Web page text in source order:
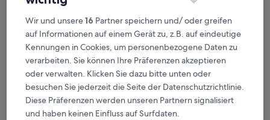
6,5 km von Bahnhof Blankenloch entfernt
von
10,
Wunderbar,
(257
Bewertungen)
9,0/10 Wunderbar (257 Bewertungen)
Der
56 €
56 €
inkl. Steuern & Gebühren
13. Aug.–14. Aug.
Rio Hotel
Wir und unsere16 Partner speichern und/ oder greifen
auf Informationen auf einem Gerät zu, z.B. auf eindeutige
Kennungen in Cookies, um personenbezogene Daten zu
verarbeiten. Sie können Ihre Präferenzen akzeptieren
oder verwalten. Klicken Sie dazu bitte unten oder
besuchen Sie jederzeit die Seite der Datenschutzrichtlinie.
Diese Präferenzen werden unseren Partnern signalisiert
und haben keinen Einfluss auf Surfdaten.